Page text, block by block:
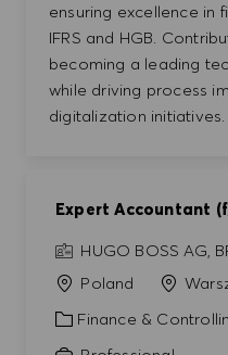
ensuring excellence in
IFRS and HGB.
becoming a leading
while driving process
digitalization initiatives.
Expert Accountant
HUGO BOSS AG,
Poland
Categoria
Finance &